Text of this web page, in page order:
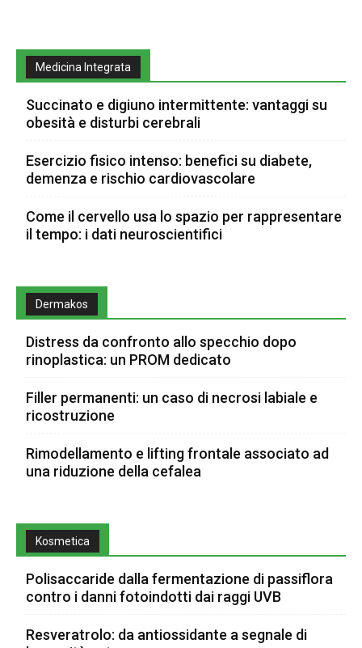
Medicina Integrata
Succinato e digiuno intermittente: vantaggi su
obesità e disturbi cerebrali
Esercizio fisico intenso: benefici su diabete,
demenza e rischio cardiovascolare
Come il cervello usa lo spazio per rappresentare
il tempo: i dati neuroscientifici
Dermakos
Distress da confronto allo specchio dopo
rinoplastica: un PROM dedicato
Filler permanenti: un caso di necrosi labiale e
ricostruzione
Rimodellamento e lifting frontale associato ad
una riduzione della cefalea
Kosmetica
Polisaccaride dalla fermentazione di passiflora
contro i danni fotoindotti dai raggi UVB
Resveratrolo: da antiossidante a segnale di